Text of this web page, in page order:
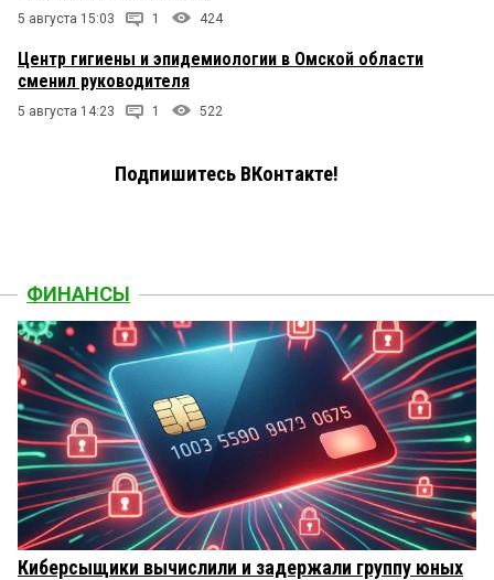
5 августа 15:03 1 424
Центр гигиены и эпидемиологии в Омской области
сменил руководителя
5 августа 14:23 1 522
Подпишитесь ВКонтакте!
ФИНАНСЫ
Киберсыщики вычислили и задержали группу юных